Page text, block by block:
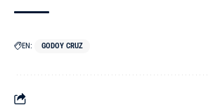
EN: GODOY CRUZ